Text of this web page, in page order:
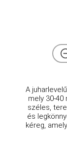
A
mely 30-
széles,
és
kéreg,